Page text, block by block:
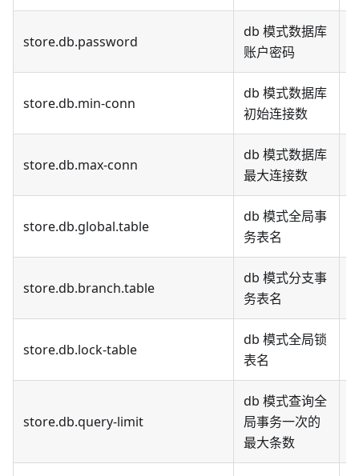
store.db.password
db 模式数据库
账户密码
store.db.min-conn
db 模式数据库
初始连接数
store.db.max-conn
db 模式数据库
最大连接数
store.db.global.table
db 模式全局事
务表名
store.db.branch.table
db 模式分支事
务表名
store.db.lock-table
db 模式全局锁
表名
store.db.query-limit
db 模式查询全
局事务一次的
最大条数